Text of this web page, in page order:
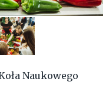
Naukowego